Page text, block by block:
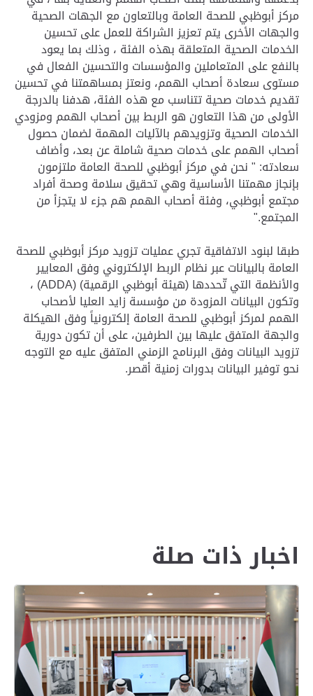
مركز أبوظبي للصحة العامة وبالتعاون مع الجهات الصحية
والجهات الأخرى يتم تعزيز الشراكة للعمل على تحسين
الخدمات الصحية المتعلقة بهذه الفئة ، وذلك بما يعود
بالنفع على المتعاملين والمؤسسات والتحسين الفعال في
مستوى سعادة أصحاب الهمم، ونعتز بمساهمتنا في تحسين
تقديم خدمات صحية تتناسب مع هذه الفئة، هدفنا بالدرجة
الأولى من هذا التعاون هو الربط بين أصحاب الهمم ومزودي
الخدمات الصحية وتزويدهم بالآليات المهمة لضمان حصول
أصحاب الهمم على خدمات صحية شاملة عن بعد، وأضاف
سعادته: " نحن في مركز أبوظبي للصحة العامة ملتزمون
بإنجاز مهمتنا الأساسية وهي تحقيق سلامة وصحة أفراد
مجتمع أبوظبي، وفئة أصحاب الهمم هم جزء لا يتجزأ من
المجتمع."
طبقا لبنود الاتفاقية تجري عمليات تزويد مركز أبوظبي للصحة
العامة بالبيانات عبر نظام الربط الإلكتروني وفق المعايير
والأنظمة التي تّحددها (هيئة أبوظبي الرقمية) (ADDA) ،
وتكون البيانات المزودة من مؤسسة زايد العليا لأصحاب
الهمم لمركز أبوظبي للصحة العامة إلكترونياً وفق الهيكلة
والجهة المتفق عليها بين الطرفين، على أن تكون دورية
تزويد البيانات وفق البرنامج الزمني المتفق عليه مع التوجه
نحو توفير البيانات بدورات زمنية أقصر.
اخبار ذات صلة